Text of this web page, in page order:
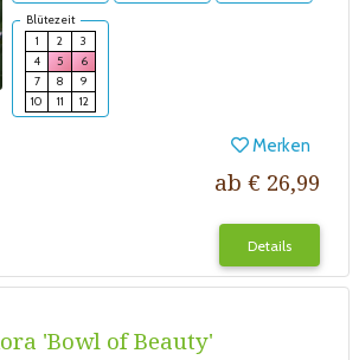
Blütezeit
1
2
3
4
5
6
7
8
9
10
11 12
Merken
ab € 26,99
Details
'Bowl of Beauty'